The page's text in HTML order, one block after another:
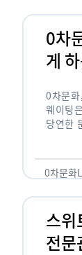
0차
게
0차문
웨이팅
당연한
0차문화
스위
전문